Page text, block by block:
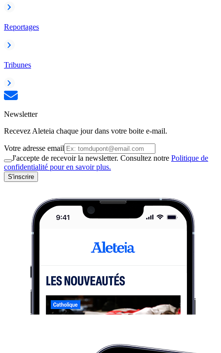
Reportages
Tribunes
Newsletter
Recevez Aleteia chaque jour dans votre boite e-mail.
Votre adresse email
J'accepte de recevoir la newsletter. Consultez notre Politique de
confidentialité pour en savoir plus.
S'inscrire